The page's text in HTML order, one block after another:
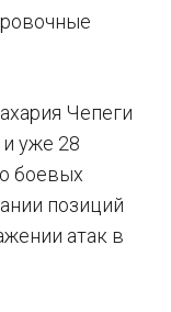
Чепеги
уже 28
боевых
позиций
атак в